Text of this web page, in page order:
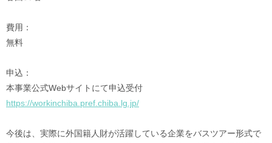
費用：
無料
申込：
本事業公式Webサイトにて申込受付
https://workinchiba.pref.chiba.lg.jp/
今後は、実際に外国籍人財が活躍している企業をバスツアー形式で